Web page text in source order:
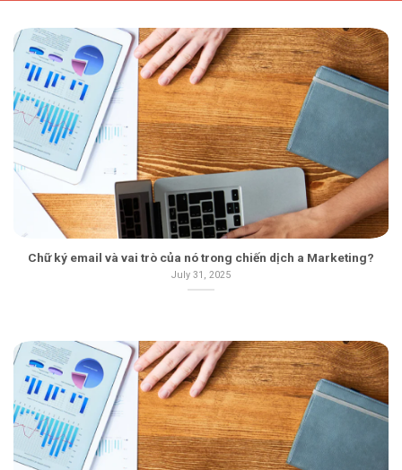
Chữ ký email và vai trò của nó trong chiến dịch a Marketing?
July 31, 2025